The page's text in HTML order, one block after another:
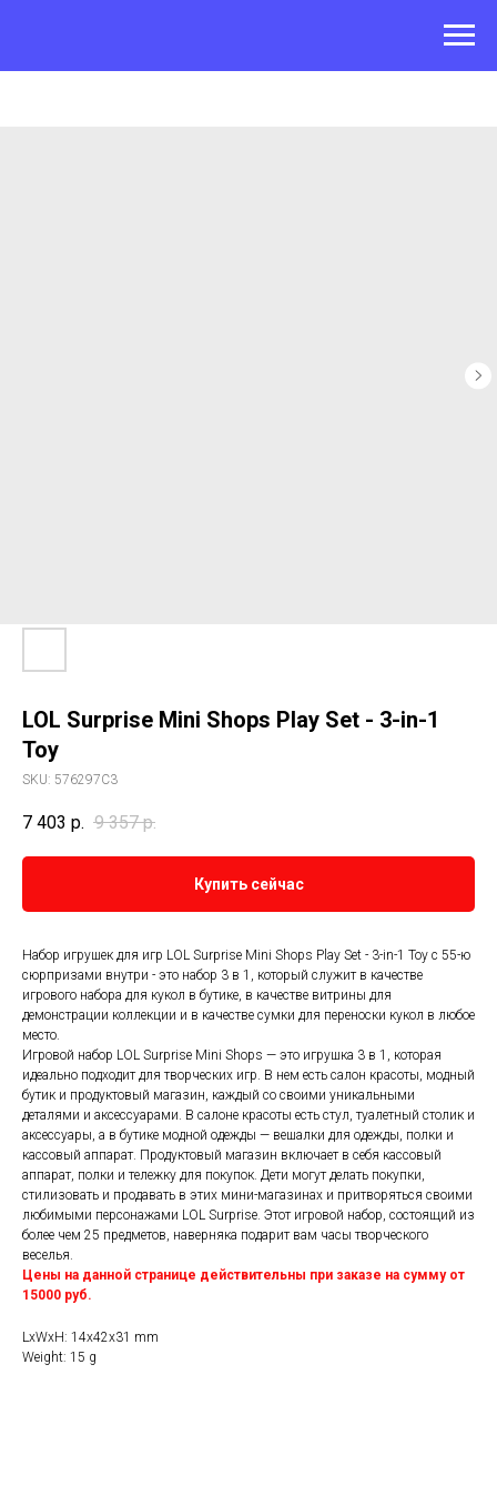
LOL Surprise Mini Shops Play Set - 3-in-1
Toy
SKU: 576297C3
7 403 р. 9 357 р.
Купить сейчас
Набор игрушек для игр LOL Surprise Mini Shops Play Set - 3-in-1 Toy с 55-ю
сюрпризами внутри - это набор 3 в 1, который служит в качестве
игрового набора для кукол в бутике, в качестве витрины для
демонстрации коллекции и в качестве сумки для переноски кукол в любое
место.
Игровой набор LOL Surprise Mini Shops — это игрушка 3 в 1, которая
идеально подходит для творческих игр. В нем есть салон красоты, модный
бутик и продуктовый магазин, каждый со своими уникальными
деталями и аксессуарами. В салоне красоты есть стул, туалетный столик и
аксессуары, а в бутике модной одежды — вешалки для одежды, полки и
кассовый аппарат. Продуктовый магазин включает в себя кассовый
аппарат, полки и тележку для покупок. Дети могут делать покупки,
стилизовать и продавать в этих мини-магазинах и притворяться своими
любимыми персонажами LOL Surprise. Этот игровой набор, состоящий из
более чем 25 предметов, наверняка подарит вам часы творческого
веселья.
Цены на данной странице действительны при заказе на сумму от
15000 руб.
LxWxH: 14x42x31 mm
Weight: 15 g